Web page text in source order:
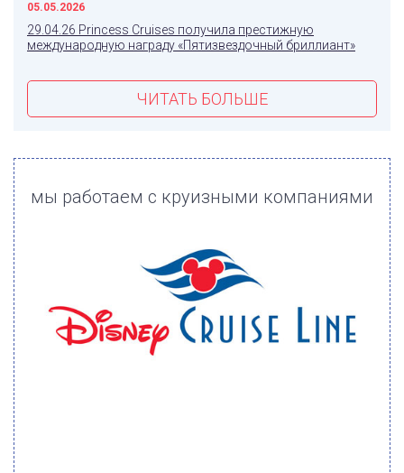
05.05.2026
29.04.26 Princess Cruises получила престижную
международную награду «Пятизвездочный бриллиант»
ЧИТАТЬ БОЛЬШЕ
мы работаем с круизными компаниями